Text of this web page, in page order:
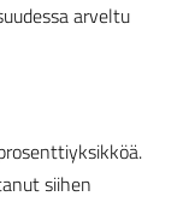
arveltu
siihen